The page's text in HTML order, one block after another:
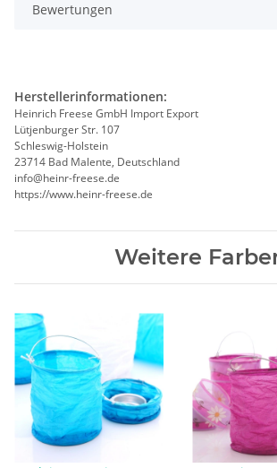
Bewertungen
Herstellerinformationen:
Heinrich Freese GmbH Import Export
Lütjenburger Str. 107
Schleswig-Holstein
23714 Bad Malente, Deutschland
info@heinr-freese.de
https://www.heinr-freese.de
Weitere